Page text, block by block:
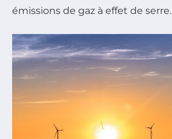
émissions de gaz à effet de serre.